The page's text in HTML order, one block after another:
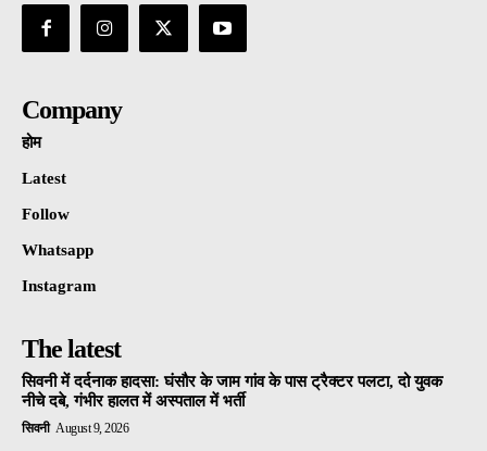
Company
होम
Latest
Follow
Whatsapp
Instagram
The latest
सिवनी में दर्दनाक हादसा: घंसौर के जाम गांव के पास ट्रैक्टर पलटा, दो युवक
नीचे दबे, गंभीर हालत में अस्पताल में भर्ती
सिवनी August 9, 2026